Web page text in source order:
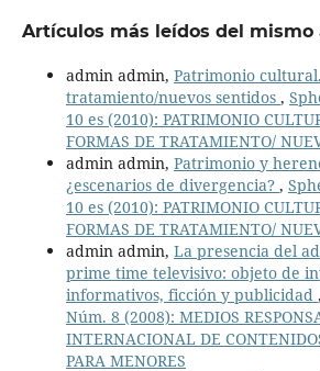
Artículos más leídos del mismo
admin admin, Patrimonio
tratamiento/nuevos sentidos ,
10 es (2010): PATRIMONIO
FORMAS DE TRATAMIENTO/
admin admin, Patrimonio y
¿escenarios de divergencia? ,
10 es (2010): PATRIMONIO
FORMAS DE TRATAMIENTO/
admin admin, La presencia del
prime time televisivo: objeto de
informativos, ficción y publicidad ,
Núm. 8 (2008): MEDIOS
INTERNACIONAL DE
PARA MENORES